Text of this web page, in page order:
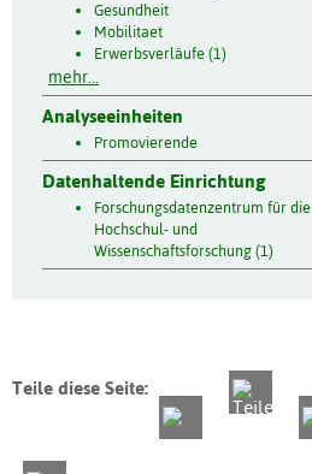
Gesundheit
Mobilitaet
Erwerbsverläufe (1)
mehr...
Analyseeinheiten
Promovierende
Datenhaltende Einrichtung
Forschungsdatenzentrum für die
Hochschul- und
Wissenschaftsforschung (1)
Teile diese Seite: